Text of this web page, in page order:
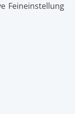
Feineinstellung